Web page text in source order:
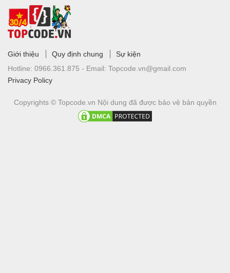
Giới thiệu Quy định chung
Sự kiện
Hotline: 0966.361.875 - Email: Topcode.vn@gmail.com
Privacy Policy
Copyrights © Topcode.vn Nội dung đã được bảo vệ bản quyền